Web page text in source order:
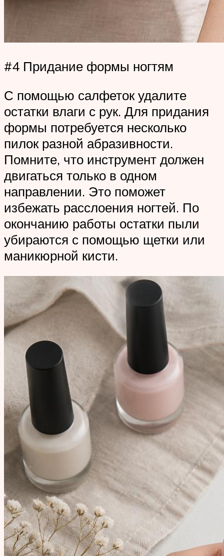
#4 Придание формы ногтям
С помощью салфеток удалите
остатки влаги с рук. Для придания
формы потребуется несколько
пилок разной абразивности.
Помните, что инструмент должен
двигаться только в одном
направлении. Это поможет
избежать расслоения ногтей. По
окончанию работы остатки пыли
убираются с помощью щетки или
маникюрной кисти.